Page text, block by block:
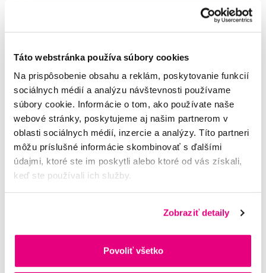
Táto webstránka používa súbory cookies
Na prispôsobenie obsahu a reklám, poskytovanie funkcií
sociálnych médií a analýzu návštevnosti používame
súbory cookie. Informácie o tom, ako používate naše
webové stránky, poskytujeme aj našim partnerom v
oblasti sociálnych médií, inzercie a analýzy. Títo partneri
môžu príslušné informácie skombinovať s ďalšími
údajmi, ktoré ste im poskytli alebo ktoré od vás získali,
keď ste používali ich služby.
Zobraziť detaily
Povoliť všetko
Šupito a Lišiak náhradné kefkové hlavice, 4ks
5,0/5 (148x)